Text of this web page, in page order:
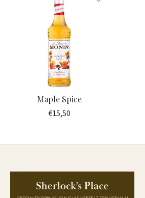
Maple Spice
€15,50